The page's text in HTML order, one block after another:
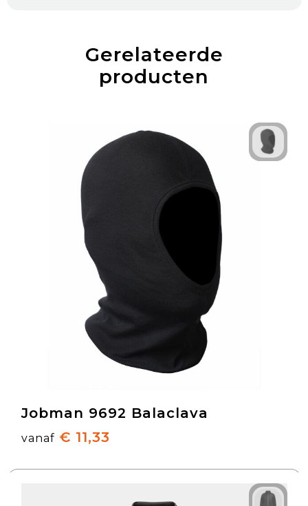
Gerelateerde
producten
Jobman 9692 Balaclava
vanaf € 11,33